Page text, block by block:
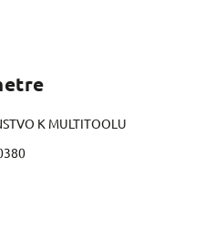
K MULTITOOLU